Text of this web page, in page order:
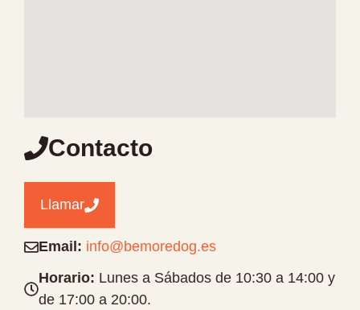
Contacto
Llamar
Email: info@bemoredog.es
Horario: Lunes a Sábados de 10:30 a 14:00 y
de 17:00 a 20:00.